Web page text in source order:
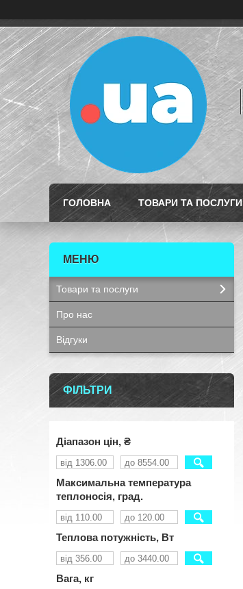
ГОЛОВНА ТОВАРИ ТА ПОСЛУГИ
Товари та послуги
Про нас
Відгуки
ФІЛЬТРИ
Діапазон цін, ₴
Максимальна температура
теплоносія, град.
Теплова потужність, Вт
Вага, кг